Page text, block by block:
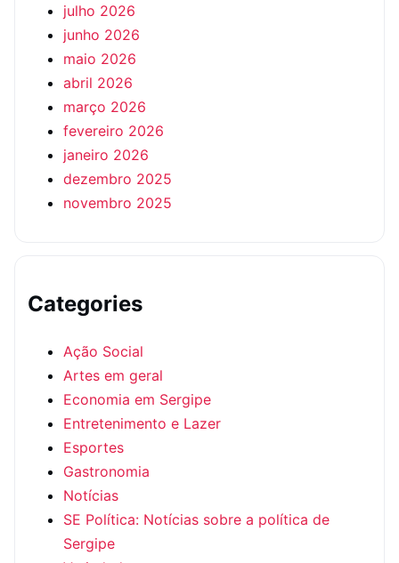
julho 2026
junho 2026
maio 2026
abril 2026
março 2026
fevereiro 2026
janeiro 2026
dezembro 2025
novembro 2025
Categories
Ação Social
Artes em geral
Economia em Sergipe
Entretenimento e Lazer
Esportes
Gastronomia
Notícias
SE Política: Notícias sobre a política de
Sergipe